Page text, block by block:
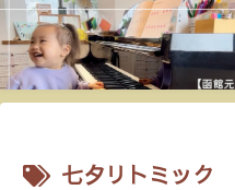
七夕リトミック